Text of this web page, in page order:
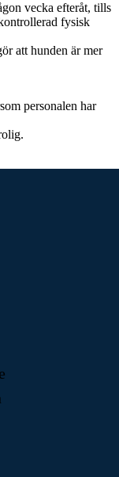
vecka efteråt, tills
fysisk
att hunden är mer
personalen har